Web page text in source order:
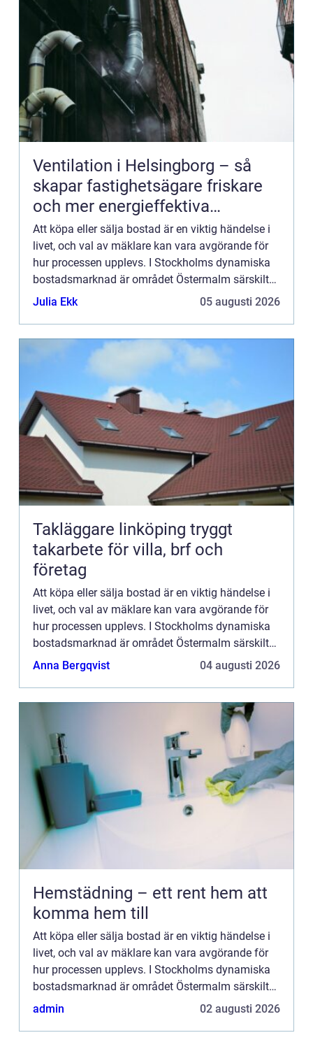
Ventilation i Helsingborg – så
skapar fastighetsägare friskare
och mer energieffektiva
byggnader
Att köpa eller sälja bostad är en viktig händelse i
livet, och val av mäklare kan vara avgörande för
hur processen upplevs. I Stockholms dynamiska
bostadsmarknad är området Östermalm särskilt
k&...
Julia Ekk 05 augusti 2026
Takläggare linköping tryggt
takarbete för villa, brf och
företag
Att köpa eller sälja bostad är en viktig händelse i
livet, och val av mäklare kan vara avgörande för
hur processen upplevs. I Stockholms dynamiska
bostadsmarknad är området Östermalm särskilt
k&...
Anna Bergqvist 04 augusti 2026
Hemstädning – ett rent hem att
komma hem till
Att köpa eller sälja bostad är en viktig händelse i
livet, och val av mäklare kan vara avgörande för
hur processen upplevs. I Stockholms dynamiska
bostadsmarknad är området Östermalm särskilt
k&...
admin 02 augusti 2026